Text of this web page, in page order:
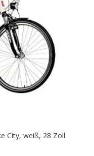
City, weiß, 28 Zoll